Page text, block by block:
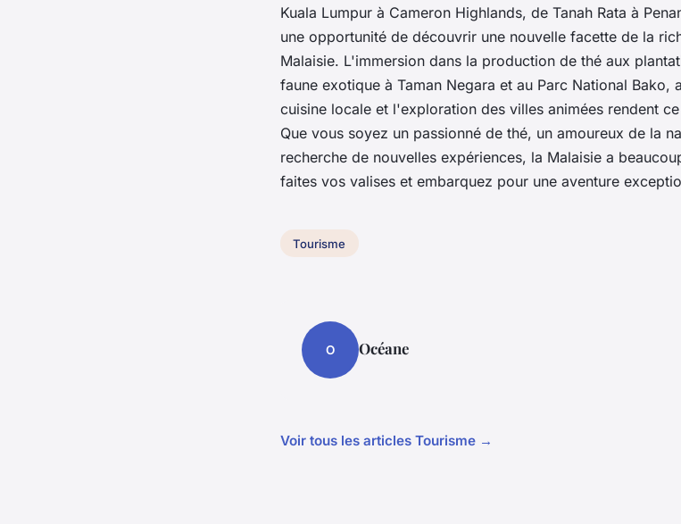
Kuala Lumpur à Cameron Highlands, de Tanah Rata à
une opportunité de découvrir une nouvelle facette de la
Malaisie. L'immersion dans la production de thé aux
faune exotique à Taman Negara et au Parc National Bako,
cuisine locale et l'exploration des villes animées rendent
Que vous soyez un passionné de thé, un amoureux de la
recherche de nouvelles expériences, la Malaisie a
faites vos valises et embarquez pour une aventure
Tourisme
O Océane
Voir tous les articles Tourisme →